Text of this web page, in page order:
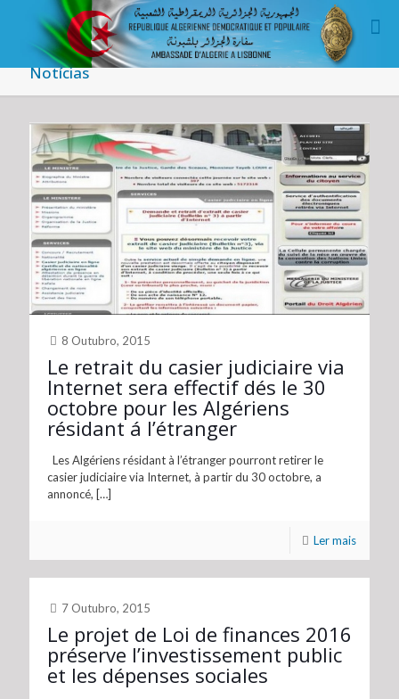
Notícias
8 Outubro, 2015
Le retrait du casier judiciaire via
Internet sera effectif dés le 30
octobre pour les Algériens
résidant á l’étranger
Les Algériens résidant à l’étranger pourront retirer le
casier judiciaire via Internet, à partir du 30 octobre, a
annoncé, […]
Ler mais
7 Outubro, 2015
Le projet de Loi de finances 2016
préserve l’investissement public
et les dépenses sociales